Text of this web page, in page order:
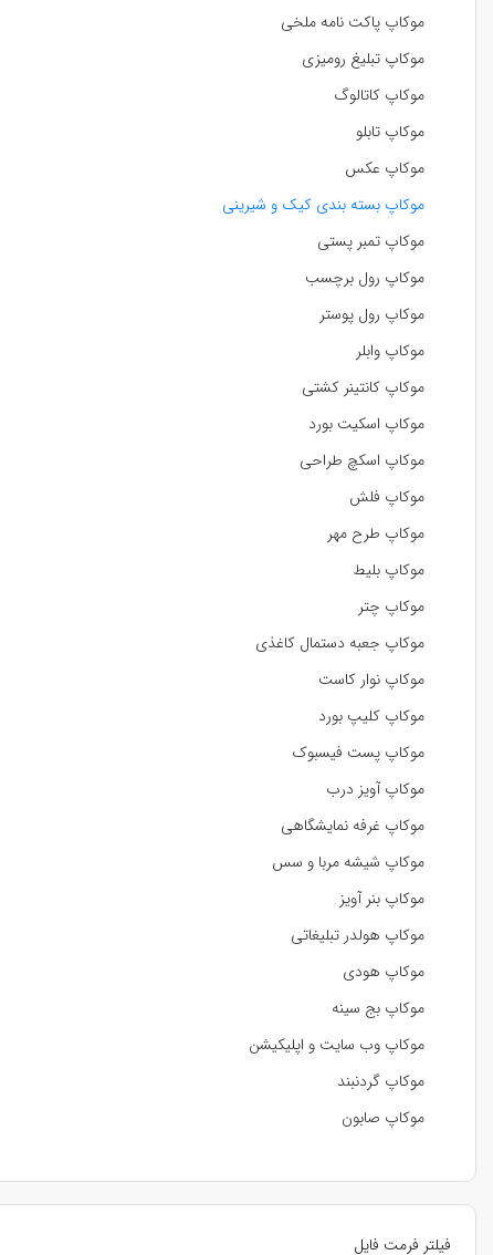
موکاپ پاکت نامه ملخی
موکاپ تبلیغ رومیزی
موکاپ کاتالوگ
موکاپ تابلو
موکاپ عکس
موکاپ بسته بندی کیک و شیرینی
موکاپ تمبر پستی
موکاپ رول برچسب
موکاپ رول پوستر
موکاپ وابلر
موکاپ کانتینر کشتی
موکاپ اسکیت بورد
موکاپ اسکچ طراحی
موکاپ فلش
موکاپ طرح مهر
موکاپ بلیط
موکاپ چتر
موکاپ جعبه دستمال کاغذی
موکاپ نوار کاست
موکاپ کلیپ بورد
موکاپ پست فیسبوک
موکاپ آویز درب
موکاپ غرفه نمایشگاهی
موکاپ شیشه مربا و سس
موکاپ بنر آویز
موکاپ هولدر تبلیغاتی
موکاپ هودی
موکاپ بج سینه
موکاپ وب سایت و اپلیکیشن
موکاپ گردنبند
موکاپ صابون
فیلتر فرمت فایل